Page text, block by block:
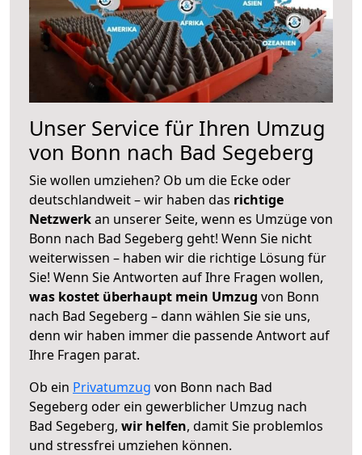
Unser Service für Ihren Umzug
von Bonn nach Bad Segeberg
Sie wollen umziehen? Ob um die Ecke oder
deutschlandweit – wir haben das richtige
Netzwerkan unserer Seite, wenn es Umzüge von
Bonn nach Bad Segeberg geht! Wenn Sie nicht
weiterwissen – haben wir die richtige Lösung für
Sie! Wenn Sie Antworten auf Ihre Fragen wollen,
was kostet überhaupt mein Umzug von Bonn
nach Bad Segeberg – dann wählen Sie sie uns,
denn wir haben immer die passende Antwort auf
Ihre Fragen parat.
Ob ein Privatumzug von Bonn nach Bad
Segeberg oder ein gewerblicher Umzug nach
Bad Segeberg, wir helfen, damit Sie problemlos
und stressfrei umziehen können.